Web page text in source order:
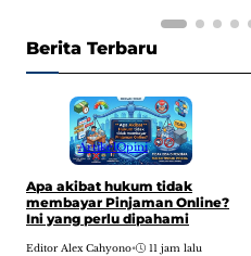
Berita Terbaru
ArtikelOpini
Apa akibat hukum tidak
membayar Pinjaman Online?
Ini yang perlu dipahami
Editor Alex Cahyono• 11 jam lalu